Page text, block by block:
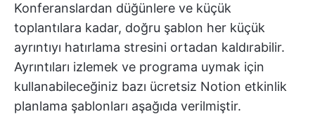
Konferanslardan düğünlere ve küçük
toplantılara kadar, doğru şablon her küçük
ayrıntıyı hatırlama stresini ortadan kaldırabilir.
Ayrıntıları izlemek ve programa uymak için
kullanabileceğiniz bazı ücretsiz Notion etkinlik
planlama şablonları aşağıda verilmiştir.